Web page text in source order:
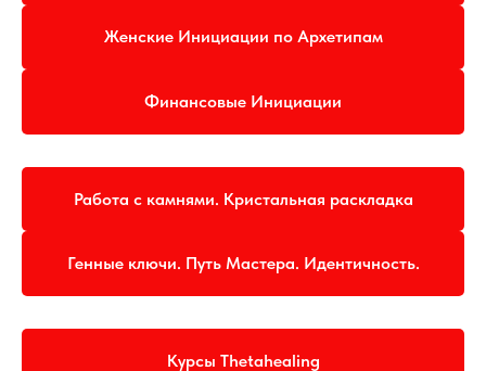
Женские Инициации по Архетипам
Финансовые Инициации
Работа с камнями. Кристальная раскладка
Генные ключи. Путь Мастера. Идентичность.
Курсы Thetahealing